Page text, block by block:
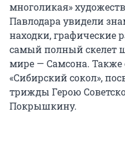
многоликая»
Павлодара увидели
находки, графические
самый полный скелет
мире — Самсона. Также
«Сибирский сокол»,
трижды Герою
Покрышкину.